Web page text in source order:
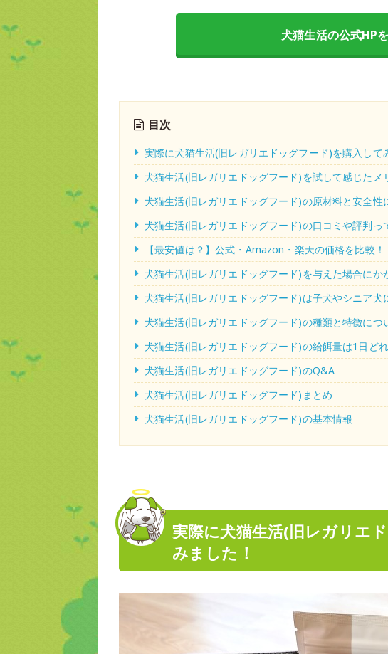
犬猫生活の公式HP
目次
実際に犬猫生活(旧レガリエドッグフード)を購入して
犬猫生活(旧レガリエドッグフード)を試して感じたメ
犬猫生活(旧レガリエドッグフード)の原材料と安全性
犬猫生活(旧レガリエドッグフード)の口コミや評判っ
【最安値は？】公式・Amazon・楽天の価格を比較！
犬猫生活(旧レガリエドッグフード)を与えた場合にか
犬猫生活(旧レガリエドッグフード)は子犬やシニア犬
犬猫生活(旧レガリエドッグフード)の種類と特徴につ
犬猫生活(旧レガリエドッグフード)の給餌量は1日ど
犬猫生活(旧レガリエドッグフード)のQ&A
犬猫生活(旧レガリエドッグフード)まとめ
犬猫生活(旧レガリエドッグフード)の基本情報
実際に犬猫生活(旧レガリエ
みました！